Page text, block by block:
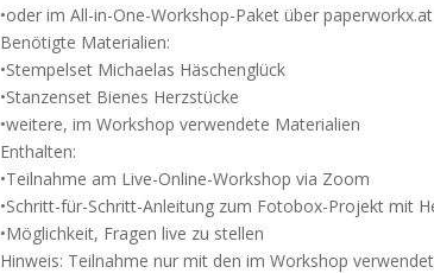
•oder im All-in-One-Workshop-Paket über paperworkx.at
Benötigte Materialien:
•Stempelset Michaelas Häschenglück
•Stanzenset Bienes Herzstücke
•weitere, im Workshop verwendete Materialien
Enthalten:
•Teilnahme am Live-Online-Workshop via Zoom
•Schritt-für-Schritt-Anleitung zum Fotobox-Projekt mit
•Möglichkeit, Fragen live zu stellen
Hinweis: Teilnahme nur mit den im Workshop